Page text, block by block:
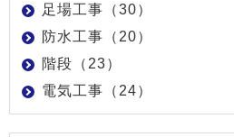
足場工事（30）
防水工事（20）
階段（23）
電気工事（24）